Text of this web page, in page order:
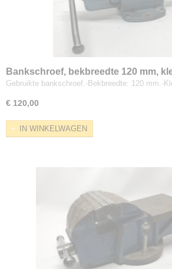
Bankschroef, bekbreedte 120 mm,
Gebruikte bankschroef.-Bekbreedte: 120 mm.-
€ 120,00
IN WINKELWAGEN